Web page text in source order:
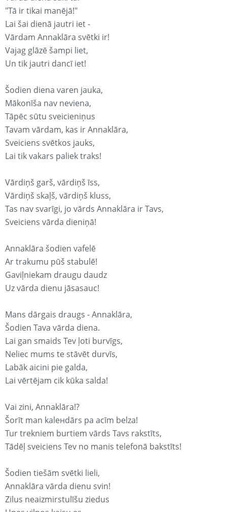
"Tā ir tikai manējā!"
Lai šai dienā jautri iet -
Vārdam Annaklāra svētki ir!
Vajag glāzē šampi liet,
Un tik jautri dancī iet!
Šodien diena varen jauka,
Mākonīša nav neviena,
Tāpēc sūtu sveicieniņus
Tavam vārdam, kas ir Annaklāra,
Sveiciens svētkos jauks,
Lai tik vakars paliek traks!
Vārdiņš garš, vārdiņš īss,
Vārdiņš skaļš, vārdiņš kluss,
Tas nav svarīgi, jo vārds Annaklāra ir Tavs,
Sveiciens vārda dieniņā!
Annaklāra šodien vafelē
Ar trakumu pūš stabulē!
Gaviļniekam draugu daudz
Uz vārda dienu jāsasauc!
Mans dārgais draugs - Annaklāra,
Šodien Tava vārda diena.
Lai gan smaids Tev ļoti burvīgs,
Neliec mums te stāvēt durvīs,
Labāk aicini pie galda,
Lai vērtējam cik kūka salda!
Vai zini, Annaklāra!?
Šorīt man kaleнdārs pa acīm belza!
Tur trekniem burtiem vārds Tavs rakstīts,
Tādēļ sveiciens Tev no manis telefonā bakstīts!
Šodien tiešām svētki lieli,
Annaklāra vārda dienu svin!
Zilus neaizmirstulīšu ziedus